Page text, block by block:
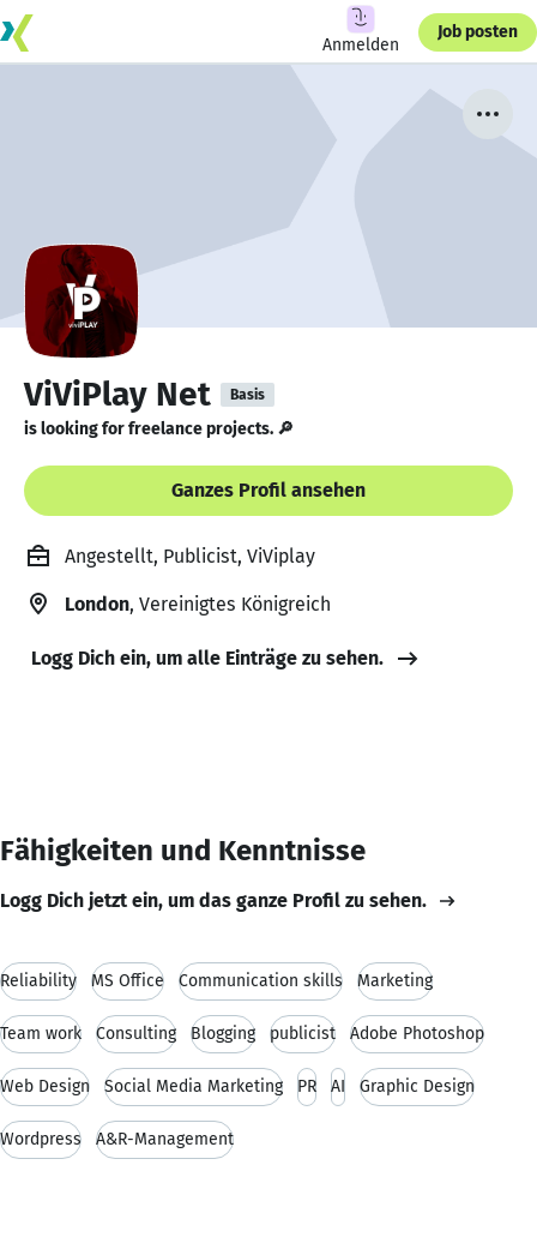
Anmelden
Job posten
ViViPlay Net Basis
is looking for freelance projects. 🔎
Ganzes Profil ansehen
Angestellt, Publicist, ViViplay
London, Vereinigtes Königreich
Logg Dich ein, um alle Einträge zu sehen.
Fähigkeiten und Kenntnisse
Logg Dich jetzt ein, um das ganze Profil zu sehen.
Reliability MS Office Communication skills Marketing
Team work Consulting Blogging publicist Adobe Photoshop
Web Design Social Media Marketing PR AI Graphic Design
Wordpress A&R-Management